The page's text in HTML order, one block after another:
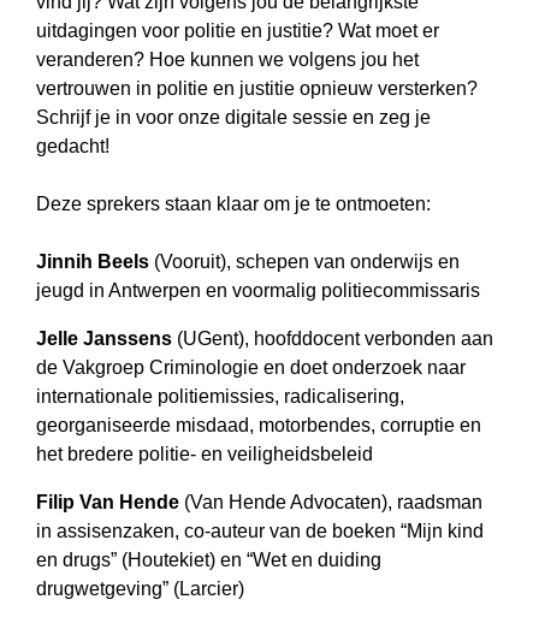
uitdagingen voor politie en justitie? Wat moet er
veranderen? Hoe kunnen we volgens jou het
vertrouwen in politie en justitie opnieuw versterken?
Schrijf je in voor onze digitale sessie en zeg je
gedacht!
Deze sprekers staan klaar om je te ontmoeten:
Jinnih Beels (Vooruit), schepen van onderwijs en
jeugd in Antwerpen en voormalig politiecommissaris
Jelle Janssens (UGent), hoofddocent verbonden aan
de Vakgroep Criminologie en doet onderzoek naar
internationale politiemissies, radicalisering,
georganiseerde misdaad, motorbendes, corruptie en
het bredere politie- en veiligheidsbeleid
Filip Van Hende (Van Hende Advocaten), raadsman
in assisenzaken, co-auteur van de boeken “Mijn kind
en drugs” (Houtekiet) en “Wet en duiding
drugwetgeving” (Larcier)